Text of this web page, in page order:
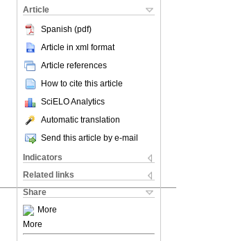
Article
Spanish (pdf)
Article in xml format
Article references
How to cite this article
SciELO Analytics
Automatic translation
Send this article by e-mail
Indicators
Related links
Share
More
More